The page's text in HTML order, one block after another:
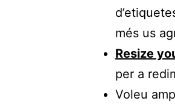
més us
Resize
per a
Voleu